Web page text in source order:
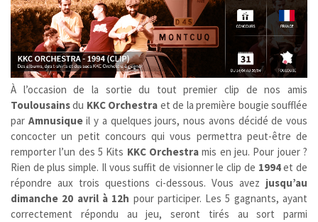
À l’occasion de la sortie du tout premier clip de nos amis
Toulousainsdu KKC Orchestra et de la première bougie soufflée
par Amnusiqueil y a quelques jours, nous avons décidé de vous
concocter un petit concours qui vous permettra peut-être de
remporter l’un des 5 Kits KKC Orchestra mis en jeu. Pour jouer ?
Rien de plus simple. Il vous suffit de visionner le clip de 1994et de
répondre aux trois questions ci-dessous. Vous avez jusqu’au
dimanche 20 avril à 12h pour participer. Les 5 gagnants, ayant
correctement répondu au jeu, seront tirés au sort parmi